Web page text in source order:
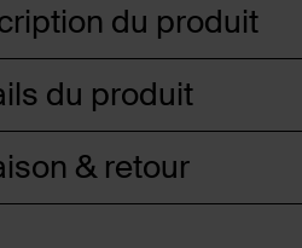
du produit
du produit
& retour